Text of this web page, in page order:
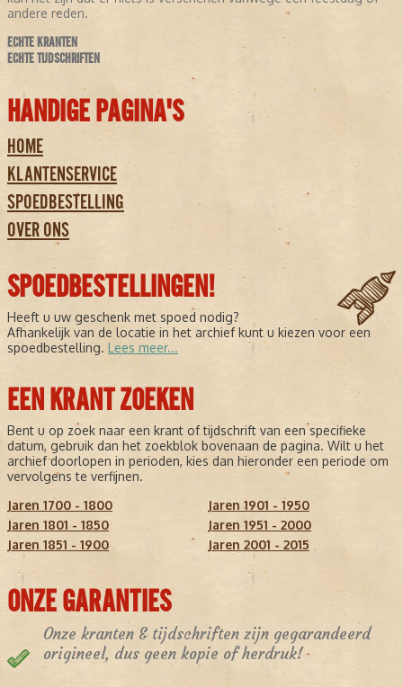
andere reden.
ECHTE KRANTEN
ECHTE TIJDSCHRIFTEN
HANDIGE PAGINA'S
HOME
KLANTENSERVICE
SPOEDBESTELLING
OVER ONS
SPOEDBESTELLINGEN!
Heeft u uw geschenk met spoed nodig?
Afhankelijk van de locatie in het archief kunt u kiezen voor een
spoedbestelling. Lees meer...
EEN KRANT ZOEKEN
Bent u op zoek naar een krant of tijdschrift van een specifieke
datum, gebruik dan het zoekblok bovenaan de pagina. Wilt u het
archief doorlopen in perioden, kies dan hieronder een periode om
vervolgens te verfijnen.
Jaren 1700 - 1800
Jaren 1801 - 1850
Jaren 1851 - 1900
Jaren 1901 - 1950
Jaren 1951 - 2000
Jaren 2001 - 2015
ONZE GARANTIES
Onze kranten & tijdschriften zijn gegarandeerd
origineel, dus geen kopie of herdruk!